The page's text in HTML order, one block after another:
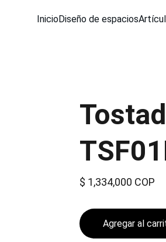
InicioDiseño de espacios
$ 1,334,000 COP
Agregar al